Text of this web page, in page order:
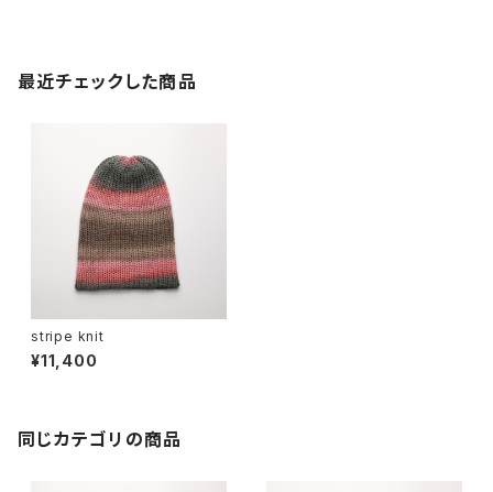
最近チェックした商品
stripe knit
¥11,400
同じカテゴリの商品